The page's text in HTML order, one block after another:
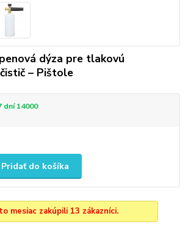
dýza pre tlakovú
– Pištole
dní 14000
Pridať do košíka
mesiac zakúpili 13 zákazníci.